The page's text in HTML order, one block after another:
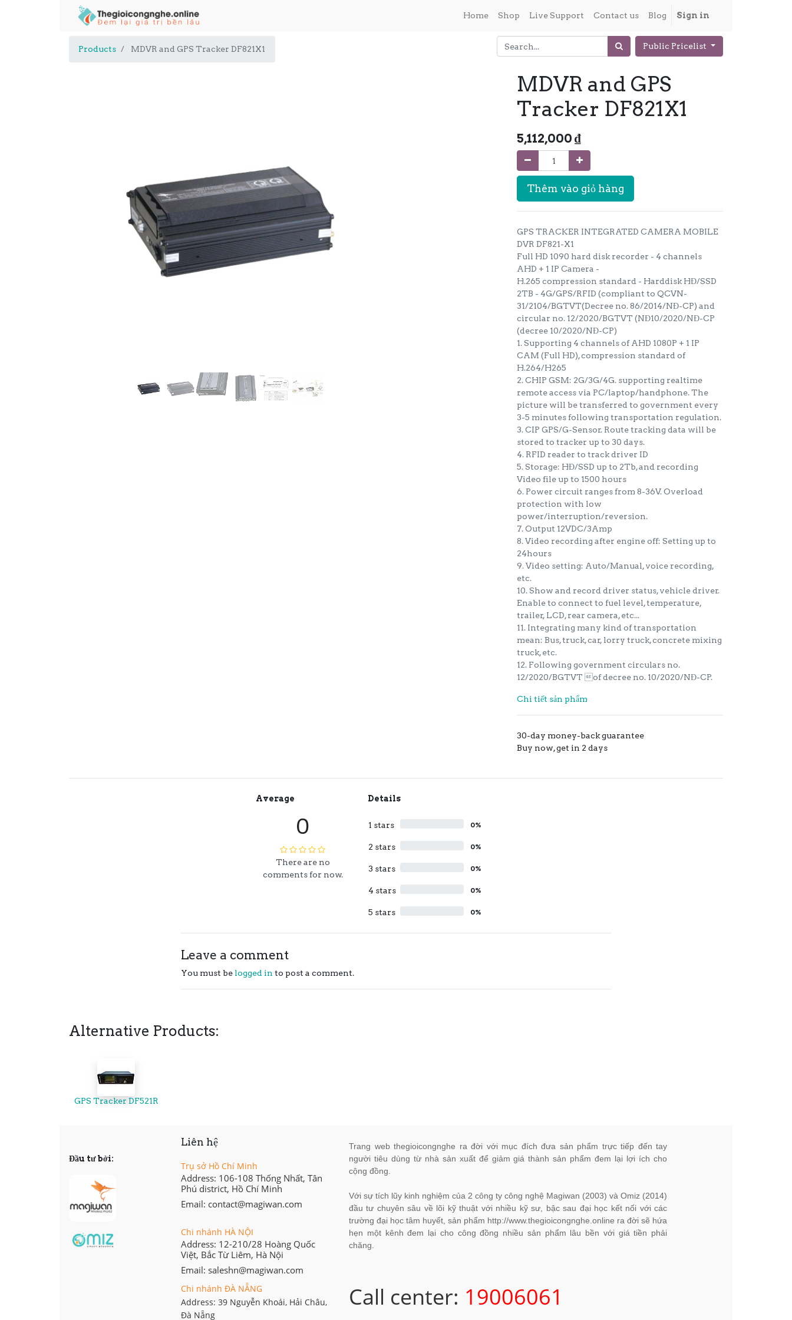
Home Shop Live Support Contact us Blog Sign in
Products MDVR and GPS Tracker DF821X1 Public Pricelist
MDVR and GPS
Tracker DF821X1
5,112,000 ₫
Thêm vào giỏ hàng
GPS TRACKER INTEGRATED CAMERA MOBILE
DVR DF821-X1
Full HD 1090 hard disk recorder - 4 channels
AHD + 1 IP Camera -
H.265 compression standard - Harddisk HĐ/SSD
2TB - 4G/GPS/RFID (compliant to QCVN-
31/2104/BGTVT(Decree no. 86/2014/NĐ-CP) and
circular no. 12/2020/BGTVT (NĐ10/2020/NĐ-CP
(decree 10/2020/NĐ-CP)
1. Supporting 4 channels of AHD 1080P + 1 IP
CAM (Full HD), compression standard of
H.264/H265
2. CHIP GSM: 2G/3G/4G. supporting realtime
remote access via PC/laptop/handphone. The
picture will be transferred to government every
3-5 minutes following transportation regulation.
3. CIP GPS/G-Sensor. Route tracking data will be
stored to tracker up to 30 days.
4. RFID reader to track driver ID
5. Storage: HĐ/SSD up to 2Tb, and recording
Video file up to 1500 hours
6. Power circuit ranges from 8-36V. Overload
protection with low
power/interruption/reversion.
7. Output 12VDC/3Amp
8. Video recording after engine off: Setting up to
24hours
9. Video setting: Auto/Manual, voice recording,
etc.
10. Show and record driver status, vehicle driver.
Enable to connect to fuel level, temperature,
trailer, LCD, rear camera, etc...
11. Integrating many kind of transportation
mean: Bus, truck, car, lorry truck, concrete mixing
truck, etc.
12. Following government circulars no.
12/2020/BGTVT of decree no. 10/2020/NĐ-CP.
Chi tiết sản phẩm
30-day money-back guarantee
Buy now, get in 2 days
Average
0
There are no
comments for now.
Details
1 stars 0%
2 stars 0%
3 stars 0%
4 stars 0%
5 stars 0%
Leave a comment
You must be logged in to post a comment.
Alternative Products:
GPS Tracker DF521R
Đầu tư bởi:
Liên hệ
Trụ sở Hồ Chí Minh
Address: 106-108 Thống Nhất, Tân
Phú district, Hồ Chí Minh
Email: contact@magiwan.com
Chi nhánh HÀ NỘI
Address: 12-210/28 Hoàng Quốc
Việt, Bắc Từ Liêm, Hà Nội
Email: saleshn@magiwan.com
Chi nhánh ĐÀ NẴNG
Address: 39 Nguyễn Khoái, Hải Châu,
Đà Nẵng
Trang web thegioicongnghe ra đời với mục đích đưa sản phẩm trực tiếp đến tay
người tiêu dùng từ nhà sản xuất để giảm giá thành sản phẩm đem lại lợi ích cho
cộng đồng.
Với sự tích lũy kinh nghiệm của 2 công ty công nghệ Magiwan (2003) và Omiz (2014)
đầu tư chuyên sâu về lõi kỹ thuật với nhiều kỹ sư, bậc sau đại học kết nối với các
trường đại học tâm huyết, sản phẩm http://www.thegioicongnghe.online ra đời sẽ hứa
hẹn một kênh đem lại cho công đồng nhiều sản phẩm lâu bền với giá tiền phải
chăng.
Call center: 19006061